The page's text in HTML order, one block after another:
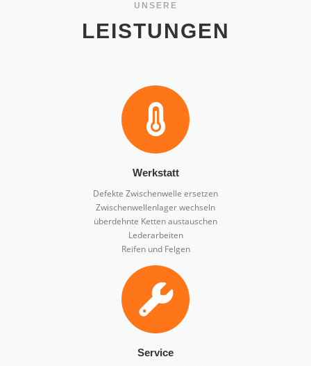
UNSERE
LEISTUNGEN
Werkstatt
Defekte Zwischenwelle ersetzen
Zwischenwellenlager wechseln
überdehnte Ketten austauschen
Lederarbeiten
Reifen und Felgen
Service